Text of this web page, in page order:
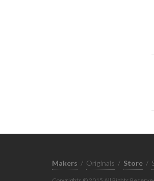
Makers / Originals / Store /